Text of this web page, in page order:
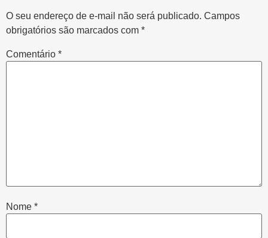
O seu endereço de e-mail não será publicado. Campos
obrigatórios são marcados com *
Comentário *
Nome *